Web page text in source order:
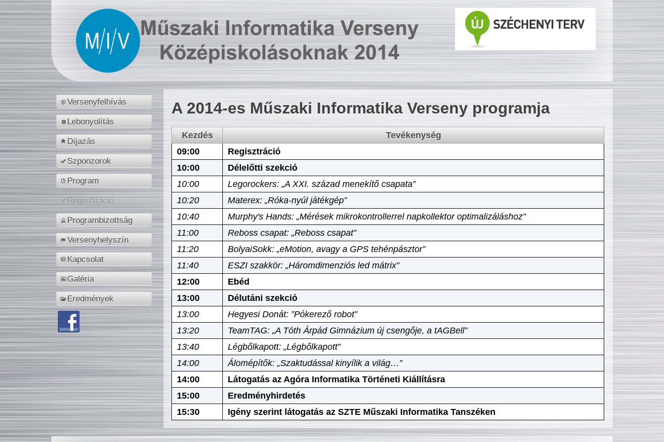
Versenyfelhívás
Lebonyolítás
Díjazás
Szponzorok
Program
Regisztráció
Programbizottság
Versenyhelyszín
Kapcsolat
Galéria
Eredmények
A 2014-es Műszaki Informatika Verseny programja
Kezdés
Tevékenység
09:00
Regisztráció
10:00
Délelőtti szekció
10:00
Legorockers: „A XXI. század menekítő csapata”
10:20
Materex: „Róka-nyúl játékgép”
10:40
Murphy's Hands: „Mérések mikrokontrollerrel napkollektor optimalizáláshoz”
11:00
Reboss csapat: „Reboss csapat”
11:20
BolyaiSokk: „eMotion, avagy a GPS tehénpásztor”
11:40
ESZI szakkör: „Háromdimenziós led mátrix”
12:00
Ebéd
13:00
Délutáni szekció
13:00
Hegyesi Donát: ”Pókerező robot”
13:20
TeamTAG: „A Tóth Árpád Gimnázium új csengője, a tAGBell”
13:40
Légbőlkapott: „Légbőlkapott”
14:00
Álomépítők: „Szaktudással kinyílik a világ…”
14:00
Látogatás az Agóra Informatika Történeti Kiállításra
15:00
Eredményhirdetés
15:30
Igény szerint látogatás az SZTE Műszaki Informatika Tanszéken